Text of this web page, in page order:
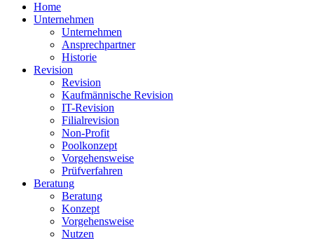
Home
Unternehmen
Unternehmen
Ansprechpartner
Historie
Revision
Revision
Kaufmännische Revision
IT-Revision
Filialrevision
Non-Profit
Poolkonzept
Vorgehensweise
Prüfverfahren
Beratung
Beratung
Konzept
Vorgehensweise
Nutzen